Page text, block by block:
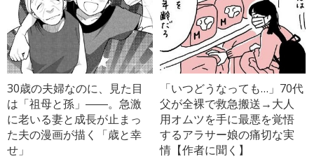
30歳の夫婦なのに、見た目
は「祖母と孫」――。急激
に老いる妻と成長が止まっ
た夫の漫画が描く「歳と幸
せ」
「いつどうなっても…」70代
父が全裸で救急搬送→大人
用オムツを手に最悪を覚悟
するアラサー娘の痛切な実
情【作者に聞く】